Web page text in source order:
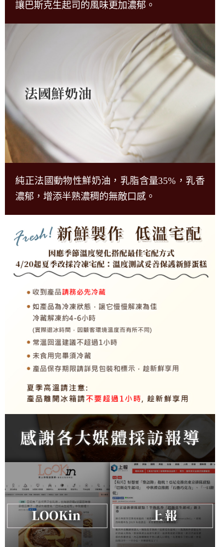
讓巴斯克生起司的風味更加濃郁。
純正法國動物性鮮奶油，乳脂含量35%，乳香
濃郁，增添半熟濃稠的無敵口感。